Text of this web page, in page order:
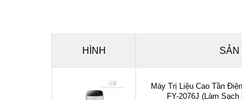
HÌNH SẢN
Máy Trị Liệu Cao Tần
FY-2076J (Làm